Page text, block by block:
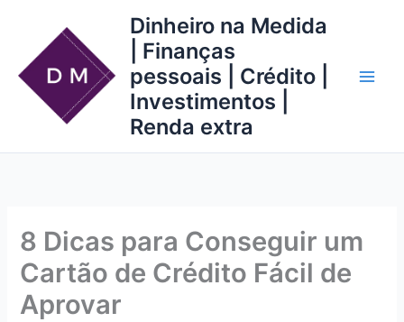
conteúdo
Dinheiro na Medida
| Finanças
pessoais | Crédito |
Investimentos |
Renda extra
8 Dicas para Conseguir um
Cartão de Crédito Fácil de
Aprovar